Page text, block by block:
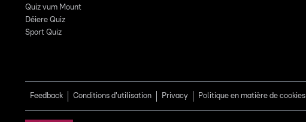
Quiz vum Mount
Déiere Quiz
Sport Quiz
Feedback Conditions d'utilisation Privacy Politique en matière de cookies